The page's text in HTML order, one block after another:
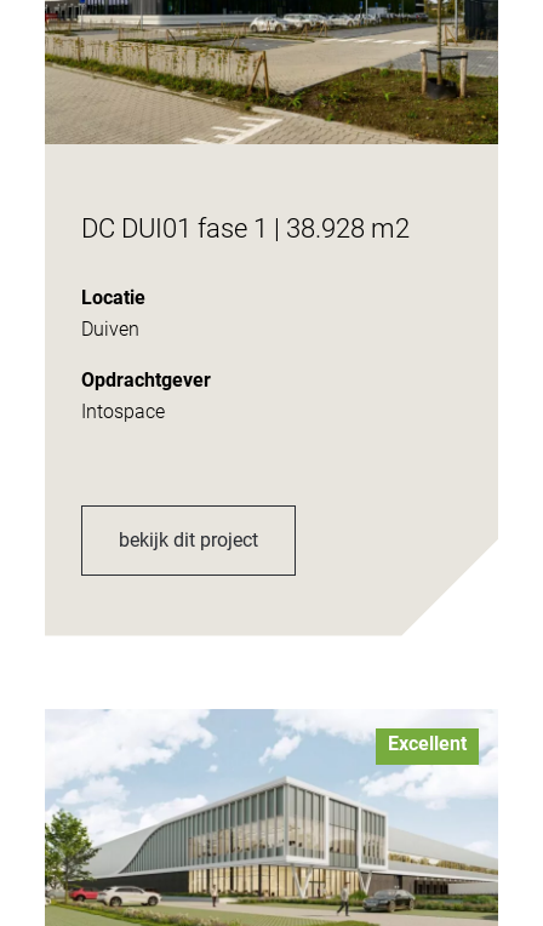
DC DUI01 fase 1 | 38.928 m2
Locatie
Duiven
Opdrachtgever
Intospace
bekijk dit project
Excellent